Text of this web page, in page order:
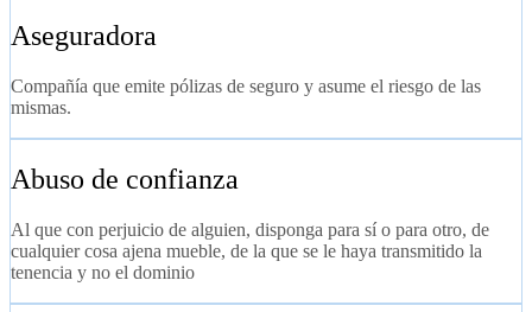
Aseguradora
Compañía que emite pólizas de seguro y asume el riesgo de las
mismas.
Abuso de confianza
Al que con perjuicio de alguien, disponga para sí o para otro, de
cualquier cosa ajena mueble, de la que se le haya transmitido la
tenencia y no el dominio